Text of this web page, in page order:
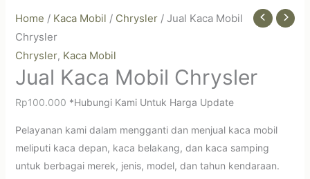
Home / Kaca Mobil / Chrysler/ Jual Kaca Mobil
Chrysler
Chrysler, Kaca Mobil
Jual Kaca Mobil Chrysler
Rp100.000 *Hubungi Kami Untuk Harga Update
Pelayanan kami dalam mengganti dan menjual kaca mobil
meliputi kaca depan, kaca belakang, dan kaca samping
untuk berbagai merek, jenis, model, dan tahun kendaraan.